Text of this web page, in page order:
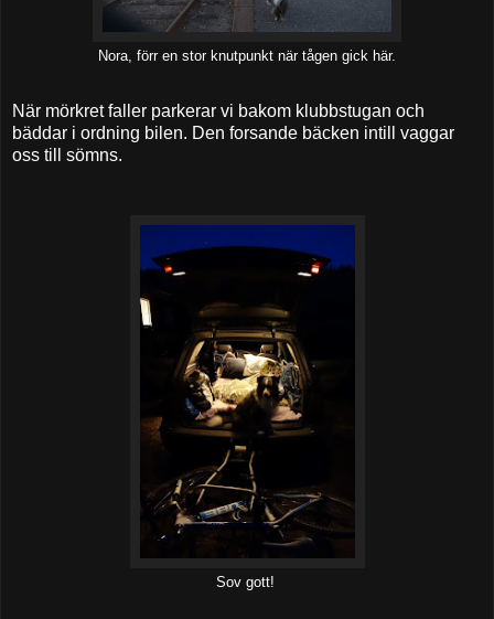
Nora, förr en stor knutpunkt när tågen gick här.
När mörkret faller parkerar vi bakom klubbstugan och
bäddar i ordning bilen. Den forsande bäcken intill vaggar
oss till sömns.
Sov gott!